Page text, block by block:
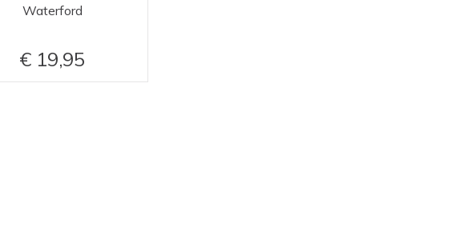
Waterford
19,95